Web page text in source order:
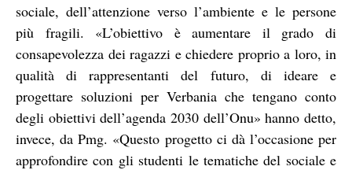
sociale, dell’attenzione verso l’ambiente e le persone
più fragili. «L’obiettivo è aumentare il grado di
consapevolezza dei ragazzi e chiedere proprio a loro, in
qualità di rappresentanti del futuro, di ideare e
progettare soluzioni per Verbania che tengano conto
degli obiettivi dell’agenda 2030 dell’Onu» hanno detto,
invece, da Pmg. «Questo progetto ci dà l’occasione per
approfondire con gli studenti le tematiche del sociale e